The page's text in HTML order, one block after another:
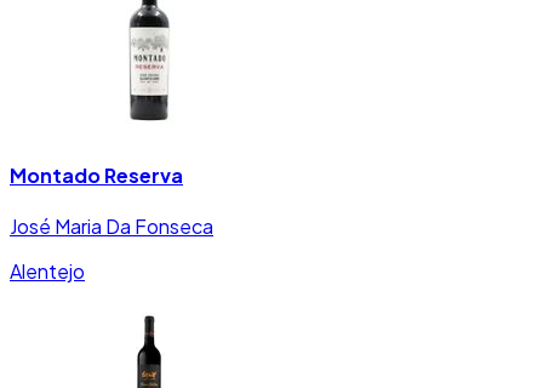
Montado Reserva
José Maria Da Fonseca
Alentejo